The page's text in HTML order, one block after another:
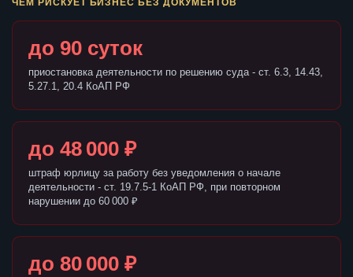
ЧЕМ РИСКУЕТ БИЗНЕС БЕЗ ДОКУМЕНТОВ
до 90 суток
приостановка деятельности по решению суда - ст. 6.3, 14.43,
5.27.1, 20.4 КоАП РФ
до 48 000 ₽
штраф юрлицу за работу без уведомления о начале
деятельности - ст. 19.7.5-1 КоАП РФ, при повторном
нарушении до 60 000 ₽
до 80 000 ₽